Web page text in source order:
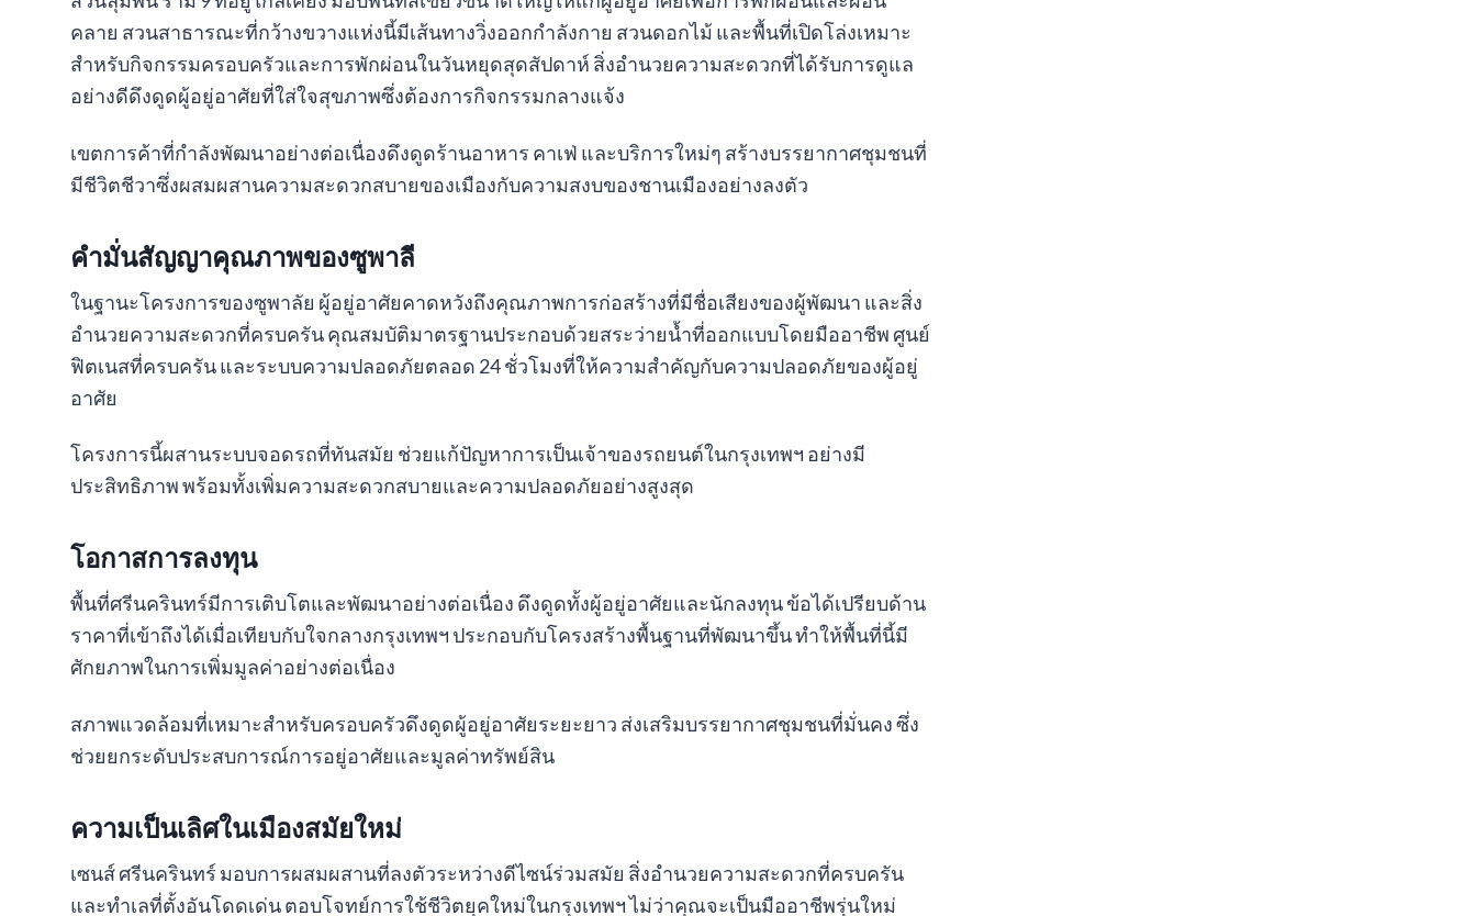
คลาย สวนสาธารณะที่กว้างขวางแห่งนี้มีเส้นทางวิ่งออกกำลังกาย สวนดอกไม้ และพื้นที่เปิดโล่งเหมาะ
สำหรับกิจกรรมครอบครัวและการพักผ่อนในวันหยุดสุดสัปดาห์ สิ่งอำนวยความสะดวกที่ได้รับการดูแล
อย่างดีดึงดูดผู้อยู่อาศัยที่ใส่ใจสุขภาพซึ่งต้องการกิจกรรมกลางแจ้ง
เขตการค้าที่กำลังพัฒนาอย่างต่อเนื่องดึงดูดร้านอาหาร คาเฟ่ และบริการใหม่ๆ สร้างบรรยากาศชุมชนที่
มีชีวิตชีวาซึ่งผสมผสานความสะดวกสบายของเมืองกับความสงบของชานเมืองอย่างลงตัว
คำมั่นสัญญาคุณภาพของซูพาลี
ในฐานะโครงการของซูพาลัย ผู้อยู่อาศัยคาดหวังถึงคุณภาพการก่อสร้างที่มีชื่อเสียงของผู้พัฒนา และสิ่ง
อำนวยความสะดวกที่ครบครัน คุณสมบัติมาตรฐานประกอบด้วยสระว่ายน้ำที่ออกแบบโดยมืออาชีพ ศูนย์
ฟิตเนสที่ครบครัน และระบบความปลอดภัยตลอด 24 ชั่วโมงที่ให้ความสำคัญกับความปลอดภัยของผู้อยู่
อาศัย
โครงการนี้ผสานระบบจอดรถที่ทันสมัย ช่วยแก้ปัญหาการเป็นเจ้าของรถยนต์ในกรุงเทพฯ อย่างมี
ประสิทธิภาพ พร้อมทั้งเพิ่มความสะดวกสบายและความปลอดภัยอย่างสูงสุด
โอกาสการลงทุน
พื้นที่ศรีนครินทร์มีการเติบโตและพัฒนาอย่างต่อเนื่อง ดึงดูดทั้งผู้อยู่อาศัยและนักลงทุน ข้อได้เปรียบด้าน
ราคาที่เข้าถึงได้เมื่อเทียบกับใจกลางกรุงเทพฯ ประกอบกับโครงสร้างพื้นฐานที่พัฒนาขึ้น ทำให้พื้นที่นี้มี
ศักยภาพในการเพิ่มมูลค่าอย่างต่อเนื่อง
สภาพแวดล้อมที่เหมาะสำหรับครอบครัวดึงดูดผู้อยู่อาศัยระยะยาว ส่งเสริมบรรยากาศชุมชนที่มั่นคง ซึ่ง
ช่วยยกระดับประสบการณ์การอยู่อาศัยและมูลค่าทรัพย์สิน
ความเป็นเลิศในเมืองสมัยใหม่
เซนส์ ศรีนครินทร์ มอบการผสมผสานที่ลงตัวระหว่างดีไซน์ร่วมสมัย สิ่งอำนวยความสะดวกที่ครบครัน
และทำเลที่ตั้งอันโดดเด่น ตอบโจทย์การใช้ชีวิตยุคใหม่ในกรุงเทพฯ ไม่ว่าคุณจะเป็นมืออาชีพรุ่นใหม่